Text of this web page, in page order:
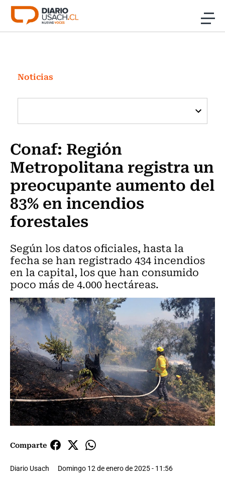
Click acá para ir directamente al contenido
Investigación
Cultura
Programas Radio y TV Usach
Noticias
Conaf: Región
Metropolitana registra un
preocupante aumento del
83% en incendios
forestales
Según los datos oficiales, hasta la
fecha se han registrado 434 incendios
en la capital, los que han consumido
poco más de 4.000 hectáreas.
Comparte
Diario Usach Domingo 12 de enero de 2025 - 11:56